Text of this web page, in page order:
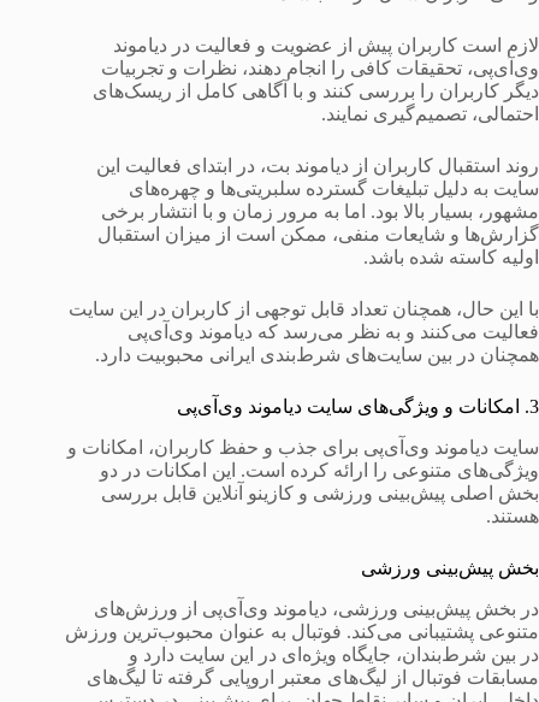
لازم است کاربران پیش از عضویت و فعالیت در دیاموند
وی‌آی‌پی، تحقیقات کافی را انجام دهند، نظرات و تجربیات
دیگر کاربران را بررسی کنند و با آگاهی کامل از ریسک‌های
احتمالی، تصمیم‌گیری نمایند.
روند استقبال کاربران از دیاموند بت، در ابتدای فعالیت این
سایت به دلیل تبلیغات گسترده سلبریتی‌ها و چهره‌های
مشهور، بسیار بالا بود. اما به مرور زمان و با انتشار برخی
گزارش‌ها و شایعات منفی، ممکن است از میزان استقبال
اولیه کاسته شده باشد.
با این حال، همچنان تعداد قابل توجهی از کاربران در این سایت
فعالیت می‌کنند و به نظر می‌رسد که دیاموند وی‌آی‌پی
همچنان در بین سایت‌های شرط‌بندی ایرانی محبوبیت دارد.
3. امکانات و ویژگی‌های سایت دیاموند وی‌آی‌پی
سایت دیاموند وی‌آی‌پی برای جذب و حفظ کاربران، امکانات و
ویژگی‌های متنوعی را ارائه کرده است. این امکانات در دو
بخش اصلی پیش‌بینی ورزشی و کازینو آنلاین قابل بررسی
هستند.
بخش پیش‌بینی ورزشی
در بخش پیش‌بینی ورزشی، دیاموند وی‌آی‌پی از ورزش‌های
متنوعی پشتیبانی می‌کند. فوتبال به عنوان محبوب‌ترین ورزش
در بین شرط‌بندان، جایگاه ویژه‌ای در این سایت دارد و
مسابقات فوتبال از لیگ‌های معتبر اروپایی گرفته تا لیگ‌های